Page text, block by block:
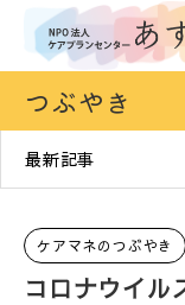
つぶやき
最新記事
ケアマネのつぶやき
コロナウイル